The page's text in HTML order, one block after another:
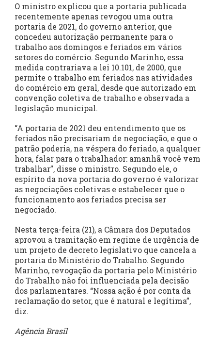
O ministro explicou que a portaria publicada
recentemente apenas revogou uma outra
portaria de 2021, do governo anterior, que
concedeu autorização permanente para o
trabalho aos domingos e feriados em vários
setores do comércio. Segundo Marinho, essa
medida contrariava a lei 10.101, de 2000, que
permite o trabalho em feriados nas atividades
do comércio em geral, desde que autorizado em
convenção coletiva de trabalho e observada a
legislação municipal.
“A portaria de 2021 deu entendimento que os
feriados não precisariam de negociação, e que o
patrão poderia, na véspera do feriado, a qualquer
hora, falar para o trabalhador: amanhã você vem
trabalhar”, disse o ministro. Segundo ele, o
espírito da nova portaria do governo é valorizar
as negociações coletivas e estabelecer que o
funcionamento aos feriados precisa ser
negociado.
Nesta terça-feira (21), a Câmara dos Deputados
aprovou a tramitação em regime de urgência de
um projeto de decreto legislativo que cancela a
portaria do Ministério do Trabalho. Segundo
Marinho, revogação da portaria pelo Ministério
do Trabalho não foi influenciada pela decisão
dos parlamentares. “Nossa ação é por conta da
reclamação do setor, que é natural e legítima”,
diz.
Agência Brasil